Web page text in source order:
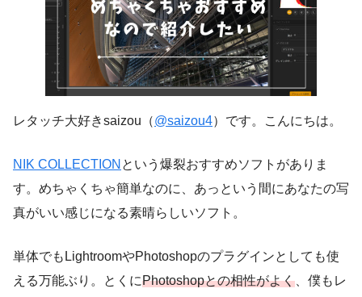
レタッチ大好きsaizou（@saizou4）です。こんにちは。
NIK COLLECTION という爆裂おすすめソフトがありま
す。めちゃくちゃ簡単なのに、あっという間にあなたの写
真がいい感じになる素晴らしいソフト。
単体でもLightroomやPhotoshopのプラグインとしても使
える万能ぶり。とくにPhotoshopとの相性がよく 、僕もレ